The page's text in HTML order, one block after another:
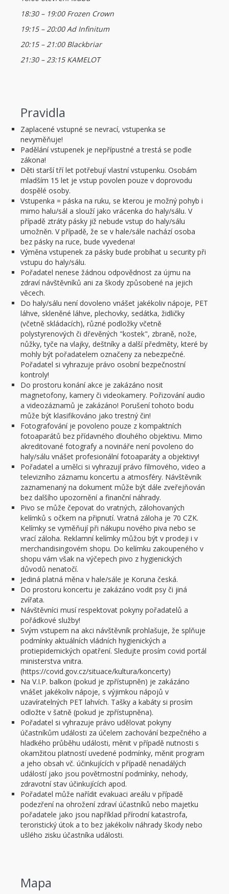
18:30 – 19:00 Frozen Crown
19:15 – 20:00 Ad Infinitum
20:15 – 21:00 Blackbriar
21:30 – 23:15 KAMELOT
Pravidla
Zaplacené vstupné se nevrací, vstupenka se
nevyměňuje!
Padělání vstupenek je nepřípustné a trestá se podle
zákona!
Děti starší tří let potřebují vlastní vstupenku. Osobám
mladším 15 let je vstup povolen pouze v doprovodu
dospělé osoby.
Vstupenka = páska na ruku, se kterou je možný pohyb i
mimo halu/sál a slouží jako vrácenka do haly/sálu. V
případě ztráty pásky již nebude vstup do haly/sálu
umožněn. V případě, že se v hale/sále nachází osoba
bez pásky na ruce, bude vyvedena!
Výměna vstupenek za pásky bude probíhat u security při
vstupu do haly/sálu.
Pořadatel nenese žádnou odpovědnost za újmu na
zdraví návštěvníků ani za škody způsobené na jejich
věcech.
Do haly/sálu není dovoleno vnášet jakékoliv nápoje, PET
láhve, skleněné láhve, plechovky, sedátka, židličky
(včetně skládacích), různé podložky včetně
polystyrenových či dřevěných "kostek", zbraně, nože,
nůžky, tyče na vlajky, deštníky a další předměty, které by
mohly být pořadatelem označeny za nebezpečné.
Pořadatel si vyhrazuje právo osobní bezpečnostní
kontroly!
Do prostoru konání akce je zakázáno nosit
magnetofony, kamery či videokamery. Pořizování audio
a videozáznamů je zakázáno! Porušení tohoto bodu
může být klasifikováno jako trestný čin!
Fotografování je povoleno pouze z kompaktních
fotoaparátů bez přídavného dlouhého objektivu. Mimo
akreditované fotografy a novináře není povoleno do
haly/sálu vnášet profesionální fotoaparáty a objektivy!
Pořadatel a umělci si vyhrazují právo filmového, video a
televizního záznamu koncertu a atmosféry. Návštěvník
zaznamenaný na dokument může být dále zveřejňován
bez dalšího upozornění a finanční náhrady.
Pivo se může čepovat do vratných, zálohovaných
kelímků s očkem na připnutí. Vratná záloha je 70 CZK.
Kelímky se vyměňují při nákupu nového piva nebo se
vrací záloha. Reklamní kelímky můžou být v prodeji i v
merchandisingovém shopu. Do kelímku zakoupeného v
shopu vám však na výčepech pivo z hygienických
důvodů nenatočí.
Jediná platná měna v hale/sále je Koruna česká.
Do prostoru koncertu je zakázáno vodit psy či jiná
zvířata.
Návštěvníci musí respektovat pokyny pořadatelů a
pořádkové služby!
Svým vstupem na akci návštěvník prohlašuje, že splňuje
podmínky aktuálních vládních hygienických a
protiepidemických opatření. Sledujte prosím covid portál
ministerstva vnitra.
(https://covid.gov.cz/situace/kultura/koncerty)
Na V.I.P. balkon (pokud je zpřístupněn) je zakázáno
vnášet jakékoliv nápoje, s výjimkou nápojů v
uzavíratelných PET lahvích. Tašky a kabáty si prosím
odložte v šatně (pokud je zpřístupněna).
Pořadatel si vyhrazuje právo udělovat pokyny
účastníkům události za účelem zachování bezpečného a
hladkého průběhu události, měnit v případě nutnosti s
okamžitou platností uvedené podmínky, měnit program
a jeho obsah vč. účinkujících v případě nenadálých
událostí jako jsou povětrnostní podmínky, nehody,
zdravotní stav účinkujících apod.
Pořadatel může nařídit evakuaci areálu v případě
podezření na ohrožení zdraví účastníků nebo majetku
pořadatele jako jsou například přírodní katastrofa,
teroristický útok a to bez jakékoliv náhrady škody nebo
ušlého zisku účastníka události.
Mapa